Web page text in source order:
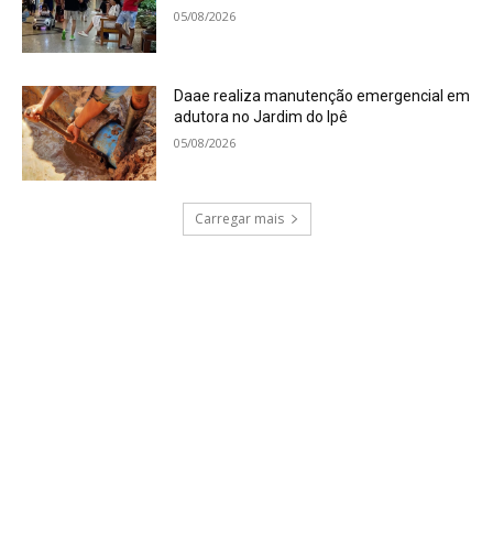
05/08/2026
Daae realiza manutenção emergencial em
adutora no Jardim do Ipê
05/08/2026
Carregar mais